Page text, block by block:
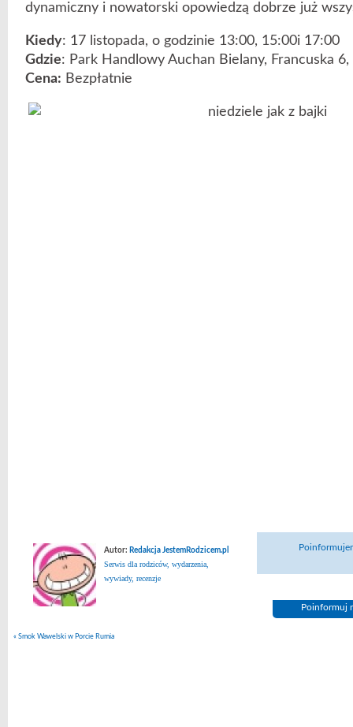
dynamiczny i nowatorski opowiedzą dobrze już
Kiedy: 17 listopada, o godzinie 13:00, 15:00i 17:00
Gdzie: Park Handlowy Auchan Bielany, Francuska
Cena: Bezpłatnie
Autor: Redakcja JestemRodzicem.pl
Serwis dla rodziców, wydarzenia,
wywiady, recenzje
Poinformuj
« Smok Wawelski w Porcie Rumia